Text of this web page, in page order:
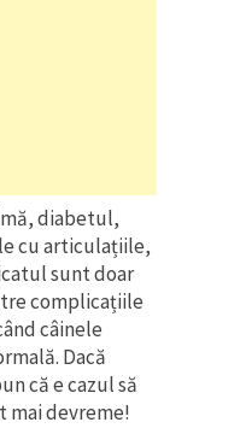
diabetul,
cu articulațiile,
sunt doar
complicațiile
câinele
Dacă
că e cazul să
mai devreme!